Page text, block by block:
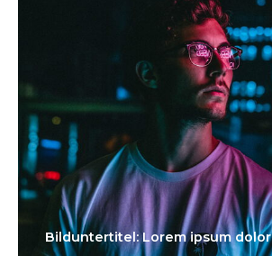
Bilduntertitel: Lorem ipsum dolor